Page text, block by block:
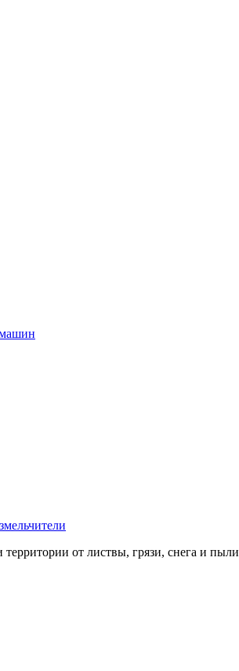
от листвы, грязи, снега и пыли